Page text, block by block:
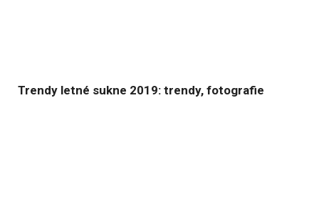
Trendy letné sukne 2019: trendy, fotografie